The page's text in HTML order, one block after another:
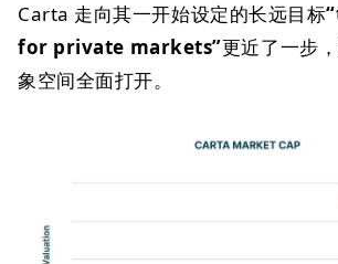
Carta 走向其一开始设定的长远目标
for private markets”更近了一步
象空间全面打开。